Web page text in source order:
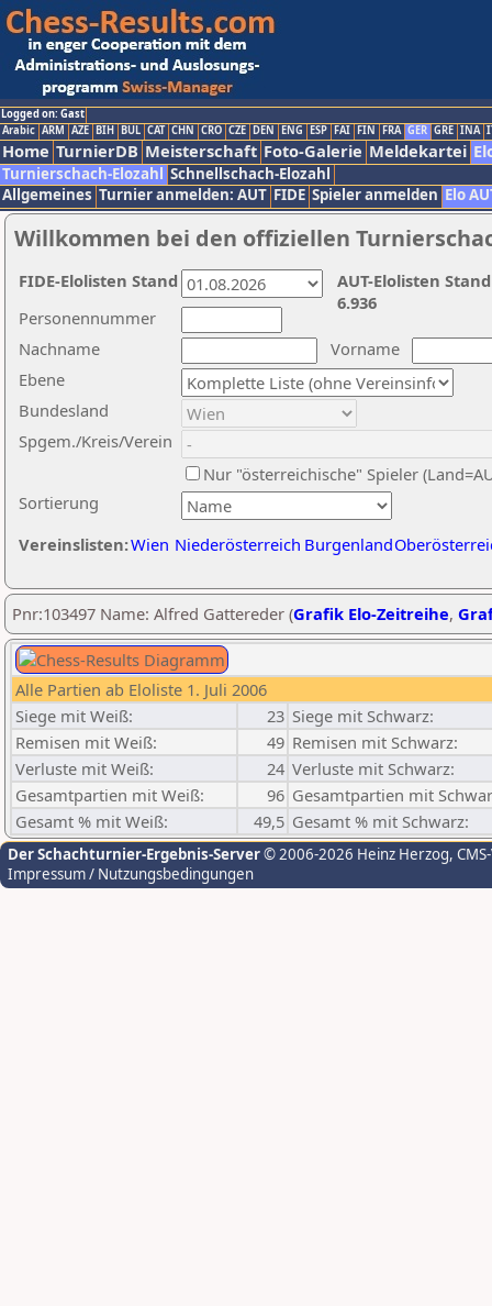
Logged on: Gast
Arabic ARM AZE BIH BUL CAT CHN CRO CZE DEN ENG ESP FAI FIN FRA GER GRE INA
Home TurnierDB Meisterschaft Foto-Galerie Meldekartei
Turnierschach-Elozahl Schnellschach-Elozahl
Allgemeines Turnier anmelden: AUT FIDE Spieler anmelden Elo
Willkommen bei den offiziellen
Nachname
Vorname
Ebene
Sortierung
Personennummer
Bundesland
Spgem./Kreis/Verein
Nur "österreichische" Spieler
Vereinslisten:Wien Niederösterreich Burgenland
AUT-Elolisten
6.936
FIDE-Elolisten Stand
Pnr:103497 Name: Alfred Gattereder (Grafik Elo-Zeitreihe,
Alle Partien ab Eloliste 1. Juli 2006
Siege mit Weiß:
23 Siege mit Schwarz:
Remisen mit Weiß:
49 Remisen mit Schwarz:
Verluste mit Weiß:
24 Verluste mit Schwarz:
Gesamtpartien mit Weiß:
96 Gesamtpartien mit
Gesamt % mit Weiß:
49,5 Gesamt % mit Schwarz:
Der Schachturnier-Ergebnis-Server© 2006-2026 Heinz Herzog,
Impressum / Nutzungsbedingungen